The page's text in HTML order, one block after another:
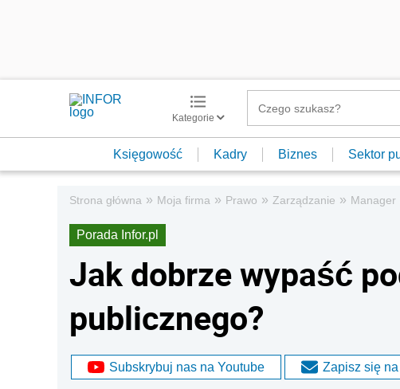
Kategorie
Księgowość Kadry Biznes Sektor
Strona główna » Moja firma » Prawo » Zarządzanie » Manager
Porada Infor.pl
Jak dobrze wypaść
publicznego?
Subskrybuj nas na Youtube Zapisz się